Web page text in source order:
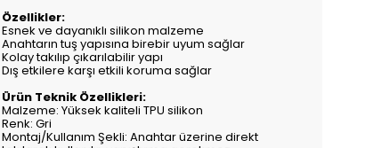
Özellikler:
Esnek ve dayanıklı silikon malzeme
Anahtarın tuş yapısına birebir uyum sağlar
Kolay takılıp çıkarılabilir yapı
Dış etkilere karşı etkili koruma sağlar
Ürün Teknik Özellikleri:
Malzeme: Yüksek kaliteli TPU silikon
Renk: Gri
Montaj/Kullanım Şekli: Anahtar üzerine direkt